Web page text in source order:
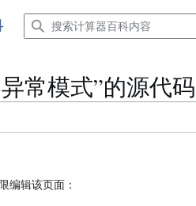
常模式”︁的源代码
编辑该页面：